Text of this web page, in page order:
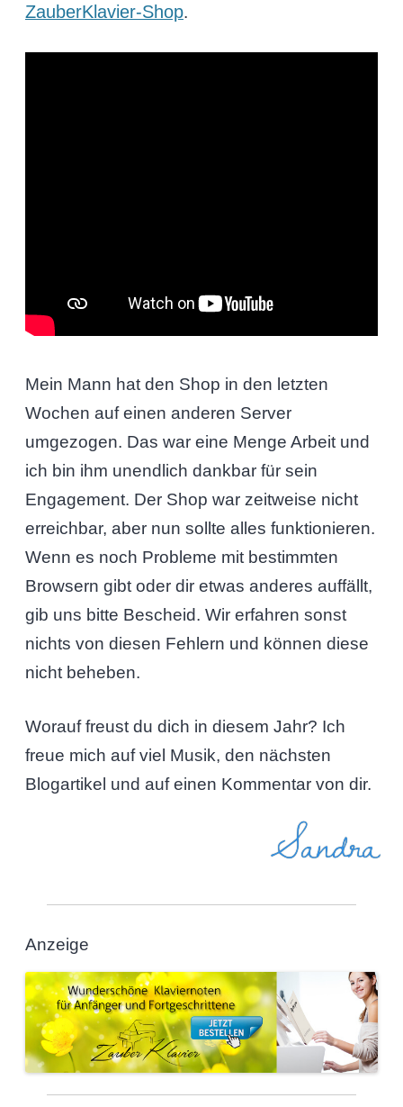
ZauberKlavier-Shop.
Mein Mann hat den Shop in den letzten
Wochen auf einen anderen Server
umgezogen. Das war eine Menge Arbeit und
ich bin ihm unendlich dankbar für sein
Engagement. Der Shop war zeitweise nicht
erreichbar, aber nun sollte alles funktionieren.
Wenn es noch Probleme mit bestimmten
Browsern gibt oder dir etwas anderes auffällt,
gib uns bitte Bescheid. Wir erfahren sonst
nichts von diesen Fehlern und können diese
nicht beheben.
Worauf freust du dich in diesem Jahr? Ich
freue mich auf viel Musik, den nächsten
Blogartikel und auf einen Kommentar von dir.
Sandra
Anzeige